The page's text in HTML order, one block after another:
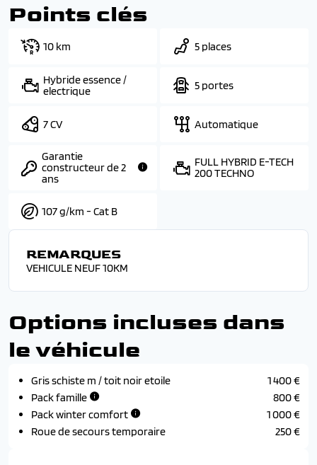
Points clés
10 km 5 places
Hybride essence /
electrique
5 portes
7 CV Automatique
Garantie
constructeur de 2
ans
FULL HYBRID E-TECH
200 TECHNO
107 g/km - Cat B
REMARQUES
VEHICULE NEUF 10KM
Options incluses dans
le véhicule
Gris schiste m / toit noir etoile
1 400 €
Pack famille
800 €
Pack winter comfort
1 000 €
Roue de secours temporaire
250 €